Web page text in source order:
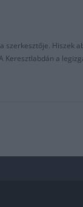
szerkesztője.
Keresztlabdán a